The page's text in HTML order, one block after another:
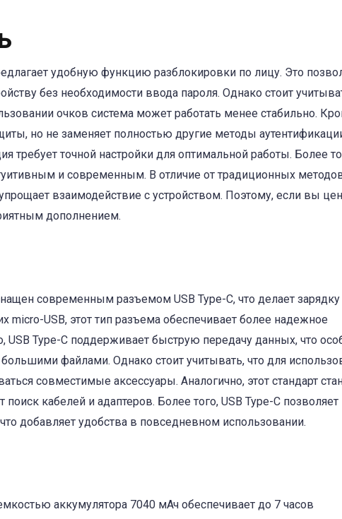
удобную функцию разблокировки по лицу. Это
без необходимости ввода пароля. Однако стоит
очков система может работать менее стабильно.
но не заменяет полностью другие методы
требует точной настройки для оптимальной работы. Более
и современным. В отличие от традиционных
взаимодействие с устройством. Поэтому, если вы
дополнением.
современным разъемом USB Type-C, что делает зарядку
micro-USB, этот тип разъема обеспечивает более надежное
USB Type-C поддерживает быструю передачу данных, что
файлами. Однако стоит учитывать, что для
совместимые аксессуары. Аналогично, этот стандарт
кабелей и адаптеров. Более того, USB Type-C позволяет
добавляет удобства в повседневном использовании.
аккумулятора 7040 мАч обеспечивает до 7 часов